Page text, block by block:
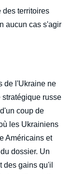
des territoires
aucun cas s'agir
de l'Ukraine ne
stratégique russe
coup de
les Ukrainiens
Américains et
dossier. Un
des gains qu'il